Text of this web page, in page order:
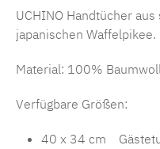
UCHINO Handtücher
japanischen Waffelpikee.
Material: 100%
Verfügbare Größen:
40 x 34 cm